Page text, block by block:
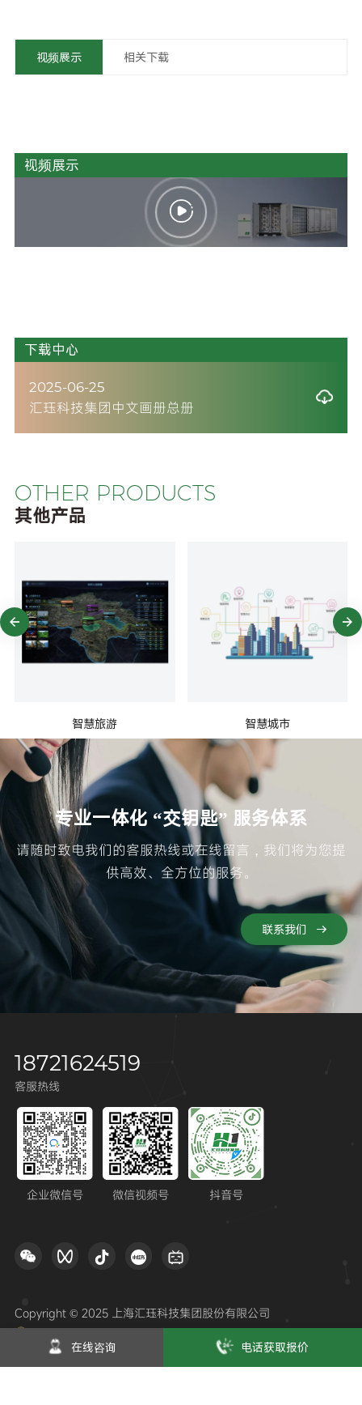
视频展示 相关下载
视频展示
下载中心
2025-06-25
汇珏科技集团中文画册总册
OTHER PRODUCTS
其他产品
智慧旅游 智慧城市
专业一体化 “交钥匙” 服务体系
请随时致电我们的客服热线或在线留言，我们将为您提
供高效、全方位的服务。
联系我们
18721624519
客服热线
企业微信号 微信视频号 抖音号
Copyright © 2025 上海汇珏科技集团股份有限公司
隐私政策 联系我们
在线咨询 电话获取报价